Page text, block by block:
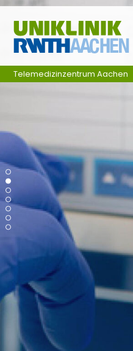
Ga naar navigatie
Telemedizinzentrum Aachen